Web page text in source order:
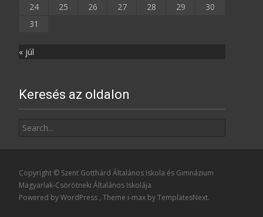
24
25 26 27 28 29
30
31
« júl
Keresés az oldalon
for:
Copyright © Szent Gotthárd Általános Iskola és Gimnázium
Magyarlak-Csörötneki Általános Iskolája
Powered by WordPress , Theme i-max by TemplatesNext.